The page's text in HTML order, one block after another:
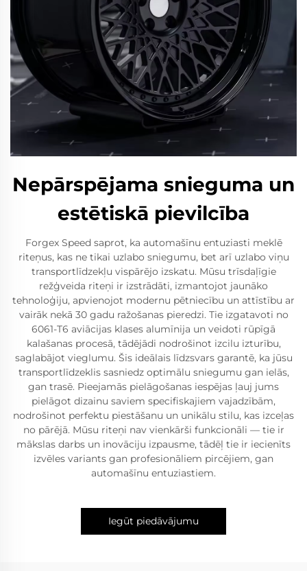
Nepārspējama snieguma un
estētiskā pievilcība
Forgex Speed saprot, ka automašīnu entuziasti meklē
riteņus, kas ne tikai uzlabo sniegumu, bet arī uzlabo viņu
transportlīdzekļu vispārējo izskatu. Mūsu trīsdaļīgie
režģveida riteņi ir izstrādāti, izmantojot jaunāko
tehnoloģiju, apvienojot modernu pētniecību un attīstību ar
vairāk nekā 30 gadu ražošanas pieredzi. Tie izgatavoti no
6061-T6 aviācijas klases alumīnija un veidoti rūpīgā
kalašanas procesā, tādējādi nodrošinot izcilu izturību,
saglabājot vieglumu. Šis ideālais līdzsvars garantē, ka jūsu
transportlīdzeklis sasniedz optimālu sniegumu gan ielās,
gan trasē. Pieejamās pielāgošanas iespējas ļauj jums
pielāgot dizainu saviem specifiskajiem vajadzībām,
nodrošinot perfektu piestāšanu un unikālu stilu, kas izceļas
no pārējā. Mūsu riteņi nav vienkārši funkcionāli — tie ir
mākslas darbs un inovāciju izpausme, tādēļ tie ir iecienīts
izvēles variants gan profesionāliem pircējiem, gan
automašīnu entuziastiem.
Iegūt piedāvājumu